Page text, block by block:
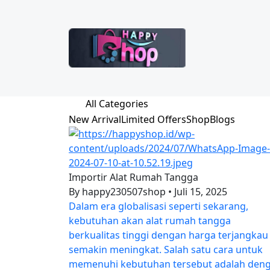
All Categories
New ArrivalLimited OffersShopBlogs
Importir Alat Rumah Tangga
By happy230507shop • Juli 15, 2025
Dalam era globalisasi seperti sekarang,
kebutuhan akan alat rumah tangga
berkualitas tinggi dengan harga terjangkau
semakin meningkat. Salah satu cara untuk
memenuhi kebutuhan tersebut adalah